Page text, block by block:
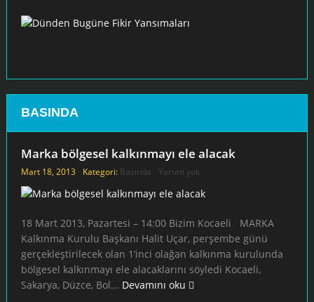
BASINDA
Marka bölgesel kalkınmayı ele alacak
Mart 18, 2013 Kategori: Basında Yorum yok
18 Mart 2013, Pazartesi – 14:00 Bizim Kocaeli MARKA
Kalkınma Kurulu Başkanı Halit Uçar, perşembe günü
gerçekleştirilecek olan 1’inci olağan kalkınma kurulunda
bölgesel kalkınmayı ele alacaklarını söyledi Kocaeli,
Sakarya, Düzce, Bol... Devamını oku